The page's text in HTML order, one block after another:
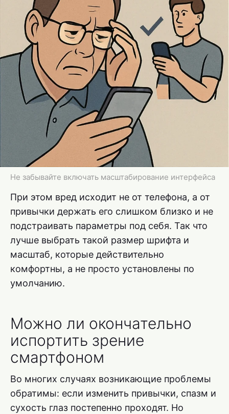
Не забывайте включать масштабирование интерфейса
При этом вред исходит не от телефона, а от
привычки держать его слишком близко и не
подстраивать параметры под себя. Так что
лучше выбрать такой размер шрифта и
масштаб, которые действительно
комфортны, а не просто установлены по
умолчанию.
Можно ли окончательно
испортить зрение
смартфоном
Во многих случаях возникающие проблемы
обратимы: если изменить привычки, спазм и
сухость глаз постепенно проходят. Но